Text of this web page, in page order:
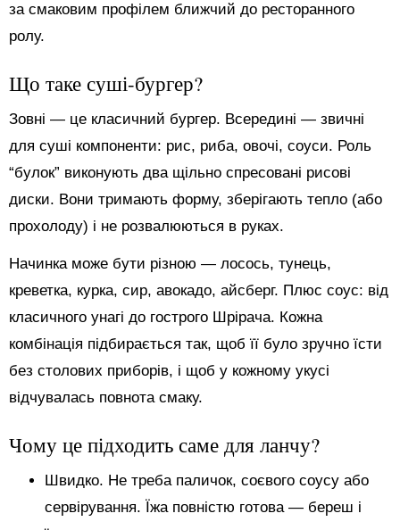
за смаковим профілем ближчий до ресторанного
ролу.
Що таке суші-бургер?
Зовні — це класичний бургер. Всередині — звичні
для суші компоненти: рис, риба, овочі, соуси. Роль
“булок” виконують два щільно спресовані рисові
диски. Вони тримають форму, зберігають тепло (або
прохолоду) і не розвалюються в руках.
Начинка може бути різною — лосось, тунець,
креветка, курка, сир, авокадо, айсберг. Плюс соус: від
класичного унагі до гострого Шрірача. Кожна
комбінація підбирається так, щоб її було зручно їсти
без столових приборів, і щоб у кожному укусі
відчувалась повнота смаку.
Чому це підходить саме для ланчу?
Швидко. Не треба паличок, соєвого соусу або
сервірування. Їжа повністю готова — береш і